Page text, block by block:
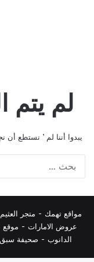
لم يتم
يبدوا أننا لم ’ نستطع
مواقع تهمك - متجر العثيم
عروض الامارات - موقع
الدانوب - صحيفة سبق